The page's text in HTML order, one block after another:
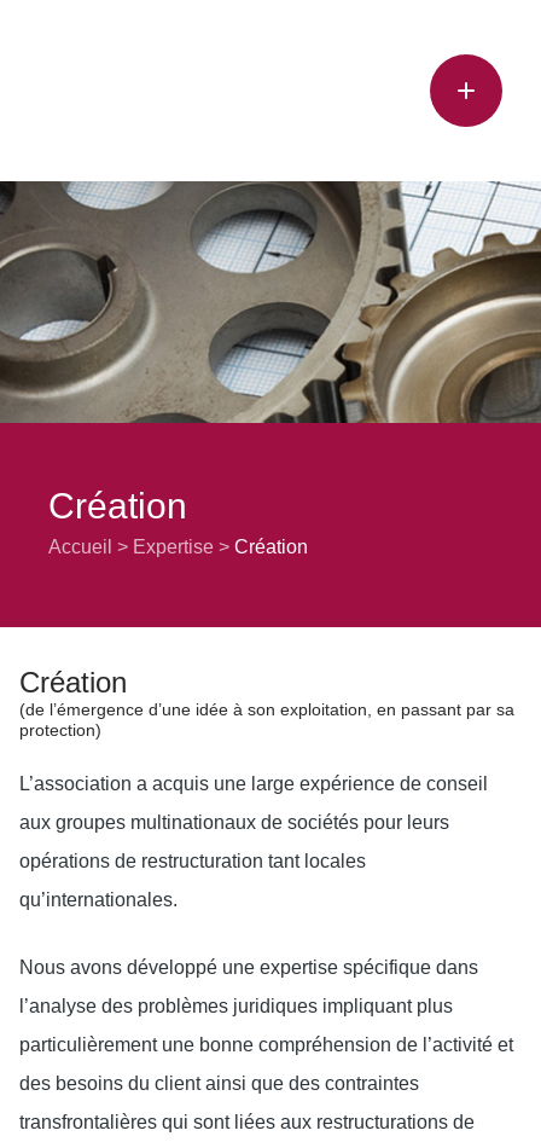
Création
Accueil Expertise Création
Création
(de l’émergence d’une idée à son exploitation, en passant par sa
protection)
L’association a acquis une large expérience de conseil
aux groupes multinationaux de sociétés pour leurs
opérations de restructuration tant locales
qu’internationales.
Nous avons développé une expertise spécifique dans
l’analyse des problèmes juridiques impliquant plus
particulièrement une bonne compréhension de l’activité et
des besoins du client ainsi que des contraintes
transfrontalières qui sont liées aux restructurations de